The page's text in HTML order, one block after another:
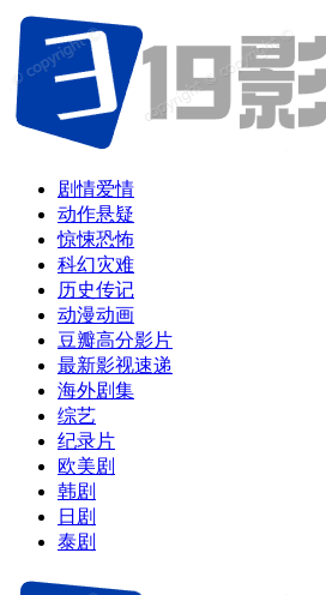
剧情爱情
动作悬疑
惊悚恐怖
科幻灾难
历史传记
动漫动画
豆瓣高分影片
最新影视速递
海外剧集
综艺
纪录片
欧美剧
韩剧
日剧
泰剧